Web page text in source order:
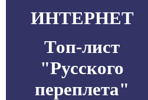
ИНТЕРНЕТ
Топ-лист
"Русского
переплета"